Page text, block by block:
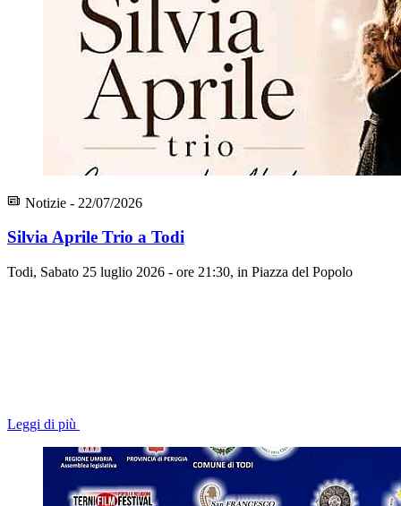
Notizie - 22/07/2026
Silvia Aprile Trio a Todi
Todi, Sabato 25 luglio 2026 - ore 21:30, in Piazza del Popolo
Leggi di più